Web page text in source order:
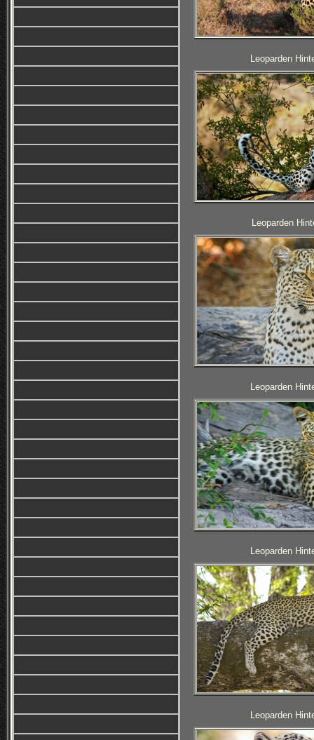
Leoparden
Leoparden
Leoparden
Leoparden
Leoparden